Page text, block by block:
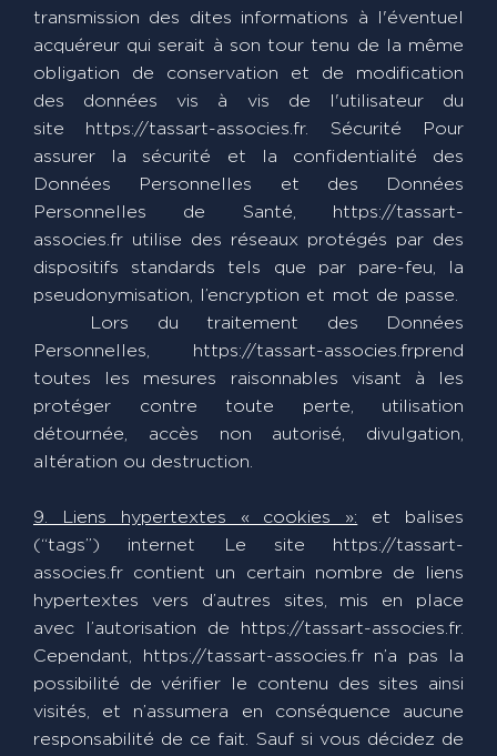
transmission des dites informations à l'éventuel
acquéreur qui serait à son tour tenu de la même
obligation de conservation et de modification
des données vis à vis de l'utilisateur du
site https://tassart-associes.fr. Sécurité Pour
assurer la sécurité et la confidentialité des
Données Personnelles et des Données
Personnelles de Santé, https://tassart-
associes.fr utilise des réseaux protégés par des
dispositifs standards tels que par pare-feu, la
pseudonymisation, l’encryption et mot de passe.
Lors du traitement des Données
Personnelles, https://tassart-associes.frprend
toutes les mesures raisonnables visant à les
protéger contre toute perte, utilisation
détournée, accès non autorisé, divulgation,
altération ou destruction.
9. Liens hypertextes « cookies »: et balises
(“tags”) internet Le site https://tassart-
associes.fr contient un certain nombre de liens
hypertextes vers d’autres sites, mis en place
avec l’autorisation de https://tassart-associes.fr.
Cependant, https://tassart-associes.fr n’a pas la
possibilité de vérifier le contenu des sites ainsi
visités, et n’assumera en conséquence aucune
responsabilité de ce fait. Sauf si vous décidez de